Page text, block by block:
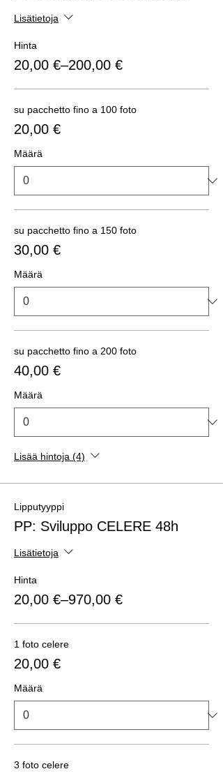
Lisätietoja
Hinta
20,00 €–200,00 €
su pacchetto fino a 100 foto
20,00 €
Määrä
su pacchetto fino a 150 foto
30,00 €
Määrä
su pacchetto fino a 200 foto
40,00 €
Määrä
Lisää hintoja (4)
Lipputyyppi
PP: Sviluppo CELERE 48h
Lisätietoja
Hinta
20,00 €–970,00 €
1 foto celere
20,00 €
Määrä
3 foto celere